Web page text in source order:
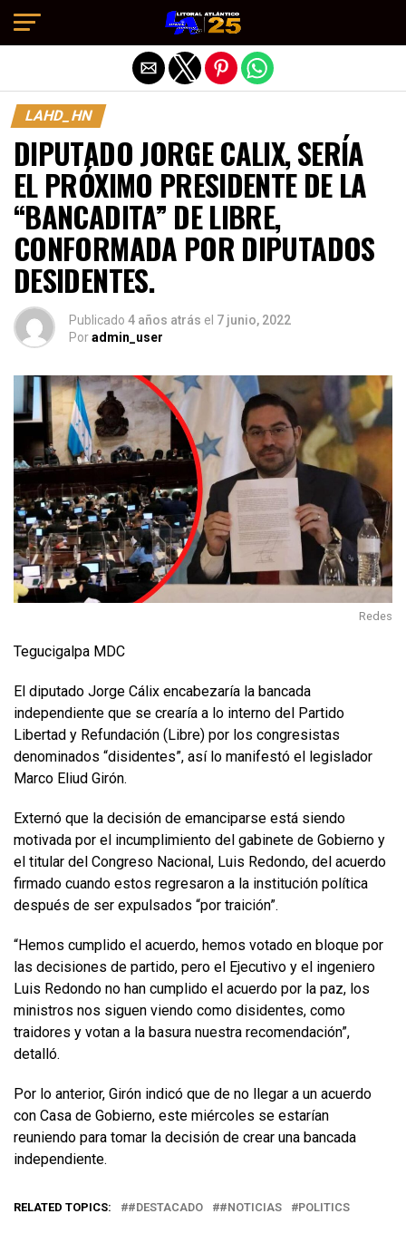
LAHD_HN
DIPUTADO JORGE CALIX, SERÍA
EL PRÓXIMO PRESIDENTE DE LA
“BANCADITA” DE LIBRE,
CONFORMADA POR DIPUTADOS
DESIDENTES.
Publicado 4 años atrás el 7 junio, 2022
Poradmin_user
Redes
Tegucigalpa MDC
El diputado Jorge Cálix encabezaría la bancada
independiente que se crearía a lo interno del Partido
Libertad y Refundación (Libre) por los congresistas
denominados “disidentes”, así lo manifestó el legislador
Marco Eliud Girón.
Externó que la decisión de emanciparse está siendo
motivada por el incumplimiento del gabinete de Gobierno y
el titular del Congreso Nacional, Luis Redondo, del acuerdo
firmado cuando estos regresaron a la institución política
después de ser expulsados “por traición”.
“Hemos cumplido el acuerdo, hemos votado en bloque por
las decisiones de partido, pero el Ejecutivo y el ingeniero
Luis Redondo no han cumplido el acuerdo por la paz, los
ministros nos siguen viendo como disidentes, como
traidores y votan a la basura nuestra recomendación”,
detalló.
Por lo anterior, Girón indicó que de no llegar a un acuerdo
con Casa de Gobierno, este miércoles se estarían
reuniendo para tomar la decisión de crear una bancada
independiente.
RELATED TOPICS: #DESTACADO #NOTICIAS POLITICS
Salir de la versión móvil